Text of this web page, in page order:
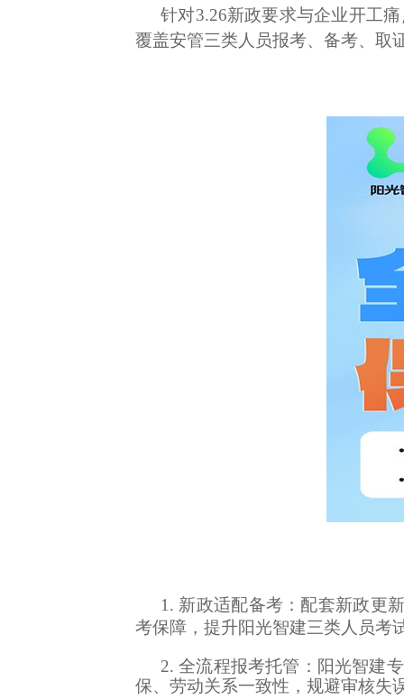
针对3.26新政要求与企业开工
覆盖安管三类人员报考、备考、取
1. 新政适配备考：配套新政更
考保障，提升阳光智建三类人员考
2. 全流程报考托管：阳光智建
保、劳动关系一致性，规避审核失